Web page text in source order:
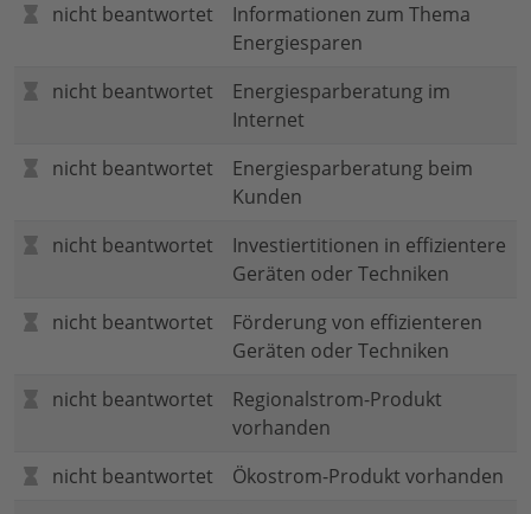
nicht beantwortet
Informationen zum Thema
Energiesparen
nicht beantwortet
Energiesparberatung im
Internet
nicht beantwortet
Energiesparberatung beim
Kunden
nicht beantwortet
Investiertitionen in effizientere
Geräten oder Techniken
nicht beantwortet
Förderung von effizienteren
Geräten oder Techniken
nicht beantwortet
Regionalstrom-Produkt
vorhanden
nicht beantwortet
Ökostrom-Produkt vorhanden